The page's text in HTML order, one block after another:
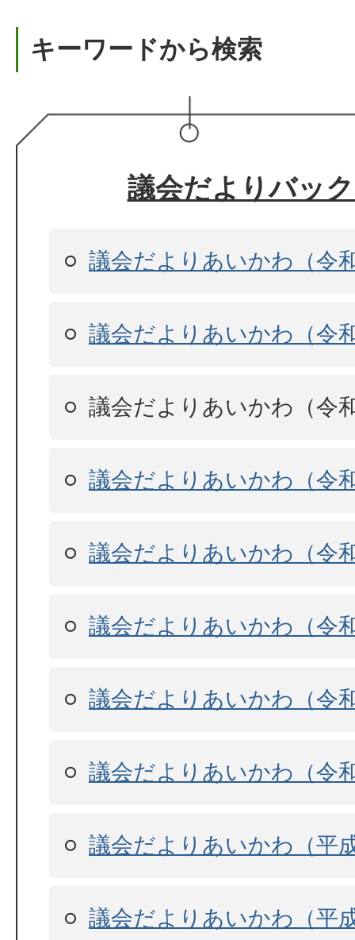
キーワードから検索
議会だよりバッ
議会だよりあいかわ（令
議会だよりあいかわ（令
議会だよりあいかわ（令
議会だよりあいかわ（令
議会だよりあいかわ（令
議会だよりあいかわ（令
議会だよりあいかわ（令
議会だよりあいかわ（令
議会だよりあいかわ（平
議会だよりあいかわ（平